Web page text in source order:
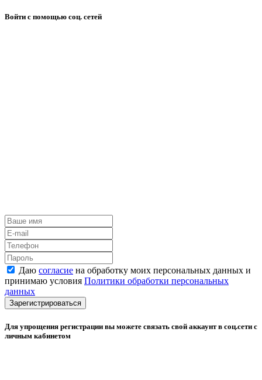
Войти с помощью соц. сетей
Даю согласие на обработку моих персональных данных и
принимаю условия Политики обработки персональных
данных
Зарегистрироваться
Для упрощения регистрации вы можете связать свой аккаунт в соц.сети с
личным кабинетом